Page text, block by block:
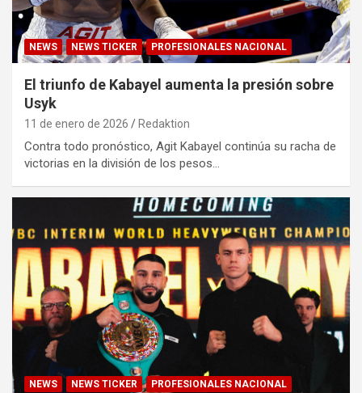
NEWS NEWS TICKER PROFESIONALES NACIONAL
El triunfo de Kabayel aumenta la presión sobre
Usyk
11 de enero de 2026 Redaktion
Contra todo pronóstico, Agit Kabayel continúa su racha de
victorias en la división de los pesos…
NEWS NEWS TICKER PROFESIONALES NACIONAL